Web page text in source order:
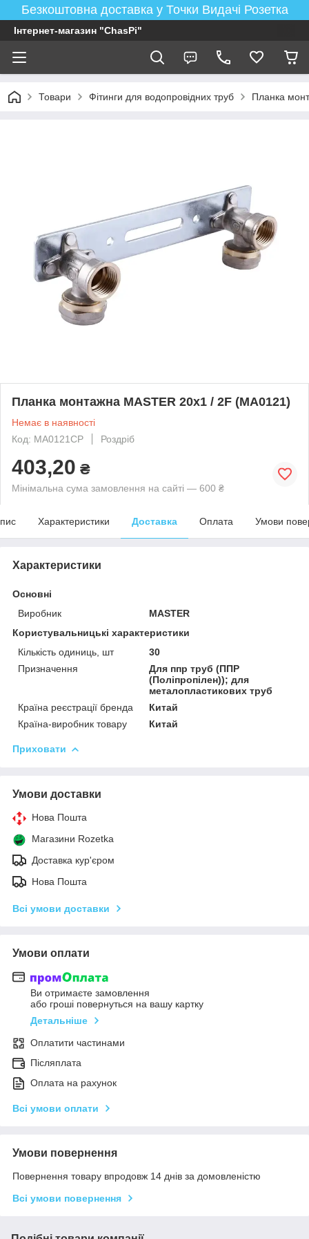
Безкоштовна доставка у Точки Видачі Розетка
Інтернет-магазин "ChasPi"
Товари Фітинги для водопровідних труб Планка
Планка монтажна MASTER 20x1 / 2F (MA0121)
Немає в наявності
Код: MA0121CP
Роздріб
403,20 ₴
Мінімальна сума замовлення на сайті — 600 ₴
Характеристики Доставка Оплата Умови
Характеристики
Основні
Виробник
MASTER
Користувальницькі характеристики
Кількість одиниць, шт
30
Призначення
Для ппр труб (ППР
(Поліпропілен)); для
металопластикових труб
Країна реєстрації бренда
Китай
Країна-виробник товару
Китай
Приховати
Умови доставки
Нова Пошта
Магазини Rozetka
Доставка кур'єром
Нова Пошта
Всі умови доставки
Умови оплати
Ви отримаєте замовлення
або гроші повернуться на вашу картку
Детальніше
Оплатити частинами
Післяплата
Оплата на рахунок
Всі умови оплати
Умови повернення
Повернення товару впродовж 14 днів за домовленістю
Всі умови повернення